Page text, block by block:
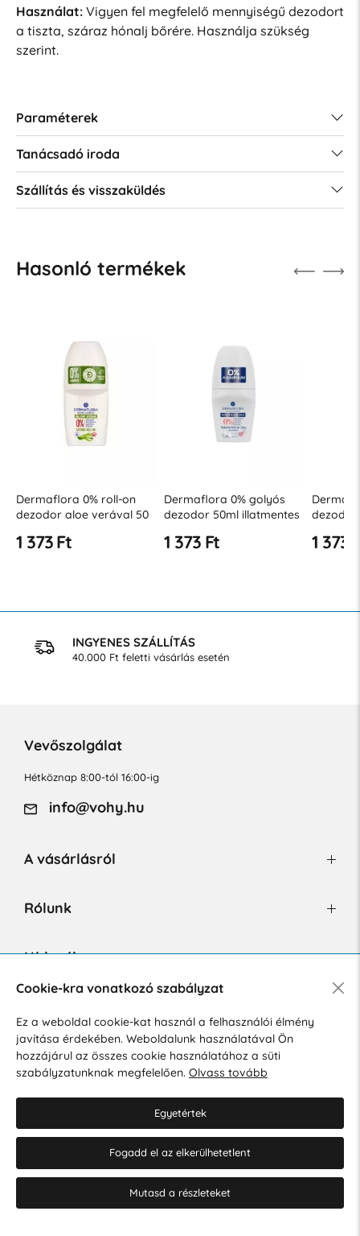
Használat:Vigyen fel megfelelő mennyiségű dezodort
a tiszta, száraz hónalj bőrére. Használja szükség
szerint.
Paraméterek
Tanácsadó iroda
Szállítás és visszaküldés
Hasonló termékek
Dermaflora 0% roll-on
dezodor aloe verával 50
1 373 Ft
Dermaflora 0% golyós
dezodor 50ml illatmentes
1 373 Ft
dezodor
1 373
INGYENES SZÁLLÍTÁS
40.000 Ft feletti vásárlás esetén
Vevőszolgálat
Hétköznap 8:00-tól 16:00-ig
info@vohy.hu
A vásárlásról
Rólunk
Hírlevél
Hozzájárulok a személyes adatok marketing célú kezeléséhez.
Személyes adatok védelmére vonatkozó szabályzat.
Cookie-beállítások szerkesztése
Cookie-kra vonatkozó szabályzat
Ez a weboldal cookie-kat használ a felhasználói élmény
javítása érdekében. Weboldalunk használatával Ön
hozzájárul az összes cookie használatához a süti
szabályzatunknak megfelelően. Olvass tovább
Egyetértek
Fogadd el az elkerülhetetlent
Mutasd a részleteket